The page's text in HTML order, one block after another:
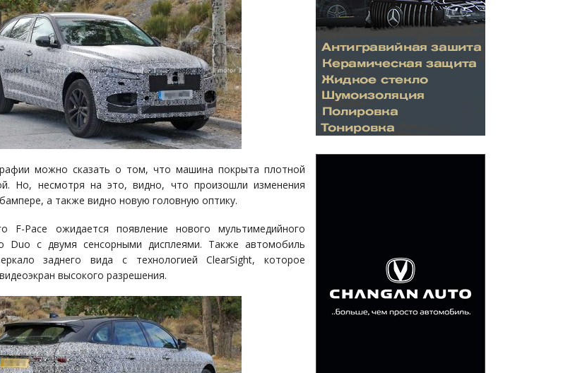
можно сказать о том, что машина покрыта плотной
Но, несмотря на это, видно, что произошли изменения
а также видно новую головную оптику.
F-Pace ожидается появление нового мультимедийного
Duo с двумя сенсорными дисплеями. Также автомобиль
заднего вида с технологией ClearSight, которое
высокого разрешения.